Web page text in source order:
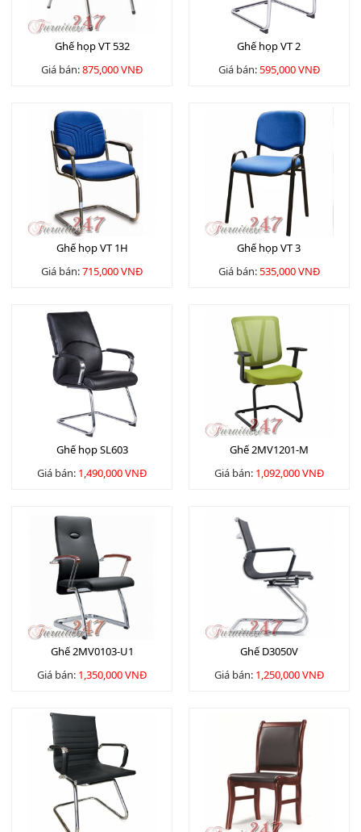
Ghế họp VT 532
Giá bán:875,000 VNĐ
Ghế họp VT 2
Giá bán:595,000 VNĐ
Ghế họp VT 1H
Giá bán:715,000 VNĐ
Ghế họp VT 3
Giá bán:535,000 VNĐ
Ghế họp SL603
Giá bán: 1,490,000 VNĐ
Ghế 2MV1201-M
Giá bán: 1,092,000 VNĐ
Ghế 2MV0103-U1
Giá bán: 1,350,000 VNĐ
Ghế D3050V
Giá bán: 1,250,000 VNĐ